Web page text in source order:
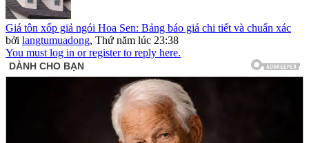
Giá tôn xốp giả ngói Hoa Sen: Bảng báo giá chi tiết và chuẩn xác
bởi langtumuadong, Thứ năm lúc 23:38
You must log in or register to reply here.